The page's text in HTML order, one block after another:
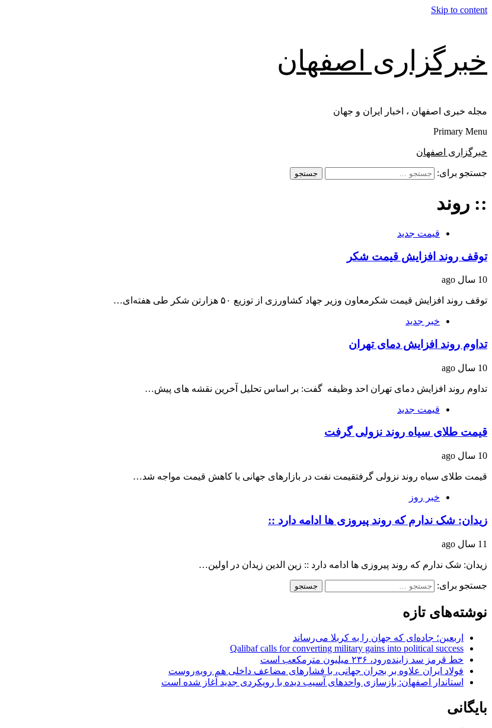
Skip to content
خبرگزاری اصفهان
مجله خبری اصفهان ، اخبار ایران و جهان
Primary Menu
خبرگزاری اصفهان
جستجو برای:
:: روند
قیمت جدید
توقف روند افزایش قیمت شکر
10 سال ago
توقف روند افزایش قیمت شکرمعاون وزیر جهاد کشاورزی از توزیع ۵۰ هزارتن شکر طی هفته‌ای…
خبر جدید
تداوم روند افزایش دمای تهران
10 سال ago
تداوم روند افزایش دمای تهران احد وظیفه گفت: بر اساس تحلیل آخرین نقشه های پیش…
قیمت جدید
قیمت طلای سیاه روند نزولی گرفت
10 سال ago
قیمت طلای سیاه روند نزولی گرفتقیمت نفت در بازارهای جهانی با کاهش قیمت مواجه شد…
خبر روز
زیدان: شک ندارم که روند پیروزی ها ادامه دارد ::
11 سال ago
زیدان: شک ندارم که روند پیروزی ها ادامه دارد :: زین الدین زیدان در اولین…
جستجو برای:
نوشته‌های تازه
اربعین؛ جاده‌ای که جهان را به کربلا می‌رساند
Qalibaf calls for converting military gains into political success
خط قرمز سد زاینده‌رود، ۲۳۶ میلیون مترمکعب است
فولاد ایران علاوه بر بحران جهانی، با فشارهای مضاعف داخلی هم روبه‌روست
استاندار اصفهان: بازسازی واحدهای آسیب دیده با رویکردی جدید آغاز شده است
بایگانی